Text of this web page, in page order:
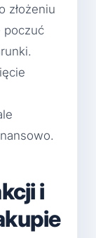
złożeniu
poczuć
i